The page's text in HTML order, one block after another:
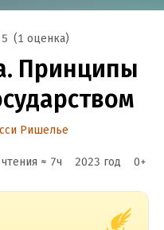
5 (1 оценка)
Принципы
Ришелье
≈ 7ч 2023 год 0+